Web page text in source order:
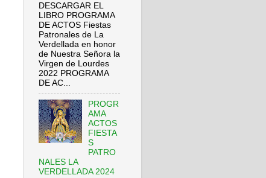
DESCARGAR EL
LIBRO PROGRAMA
DE ACTOS Fiestas
Patronales de La
Verdellada en honor
de Nuestra Señora la
Virgen de Lourdes
2022 PROGRAMA
DE AC...
PROGR
AMA
ACTOS
FIESTA
S
PATRO
NALES LA
VERDELLADA 2024